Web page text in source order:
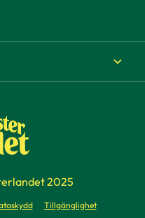
2025
Tillgänglighet